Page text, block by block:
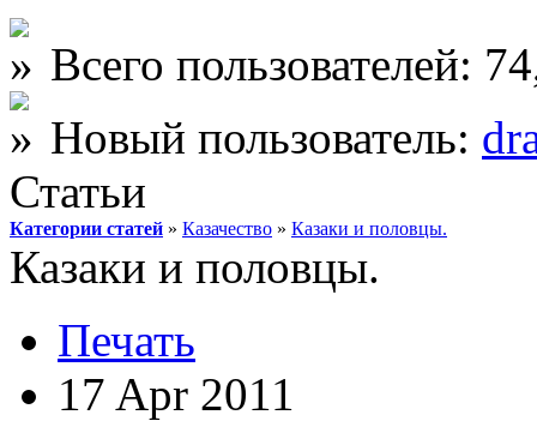
Всего пользователей:
Новый пользователь:
Статьи
Категории статей » Казачество » Казаки и половцы.
Казаки и половцы.
Печать
17 Apr 2011